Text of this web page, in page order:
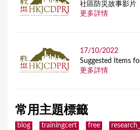
社區防災故事影片
更多詳情
17/10/2022
Suggested Items
更多詳情
常用主題標籤
blog trainingcert free